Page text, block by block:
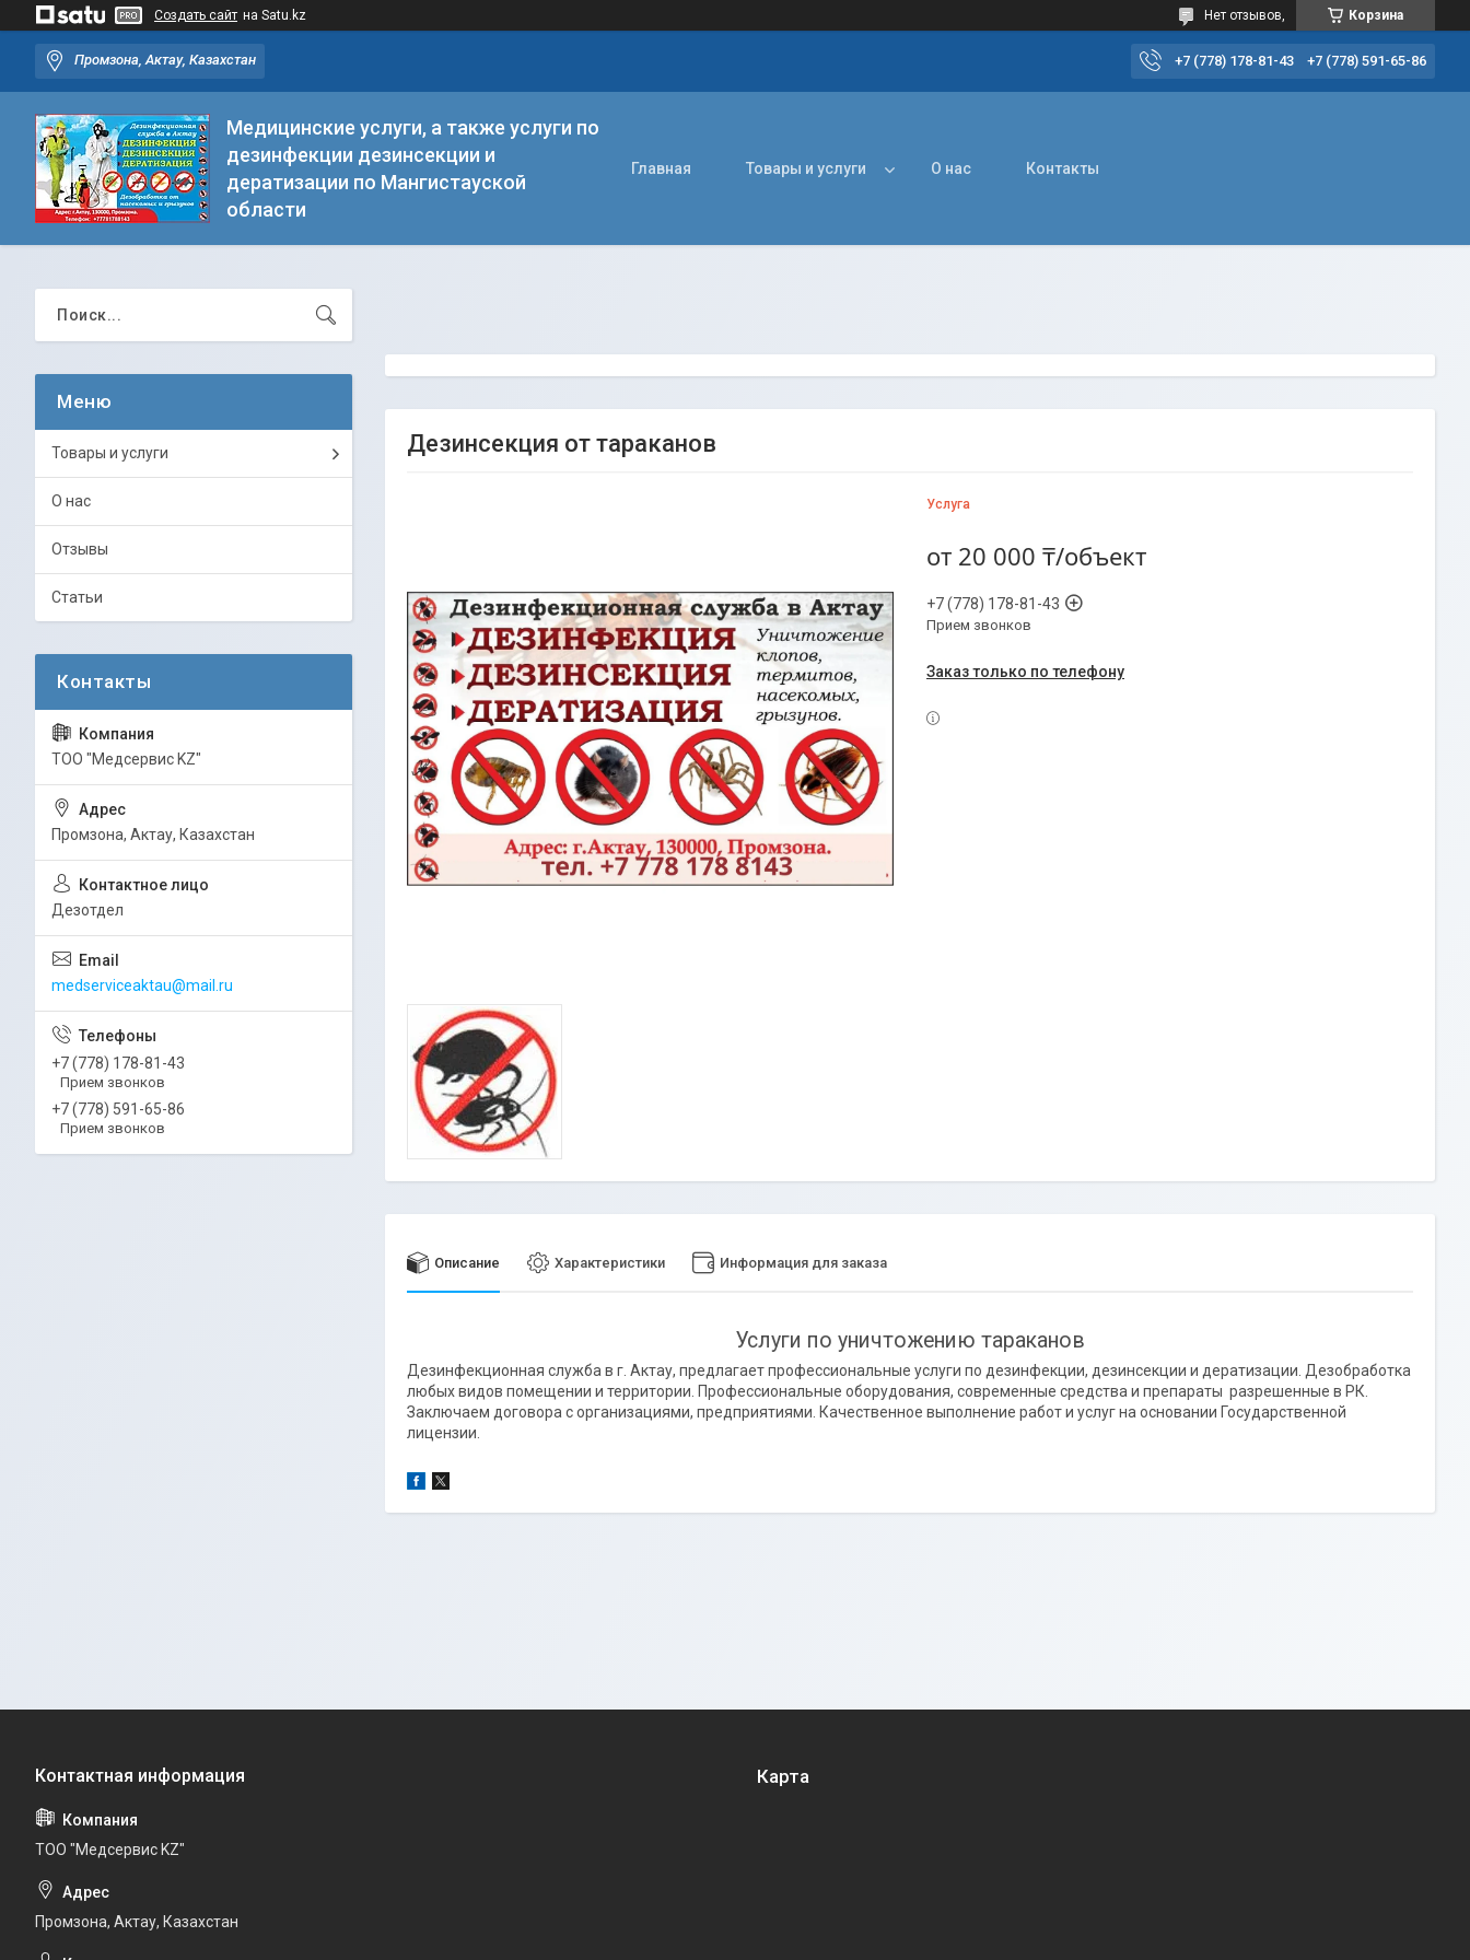
Создать сайт на Satu.kz Корзина
Нет отзывов,
Промзона, Актау, Казахстан +7 (778) 178-81-43 +7 (778) 591-65-86
Медицинские услуги, а также услуги по
дезинфекции дезинсекции и
дератизации по Мангистауской
области
Главная Товары и услуги О нас Контакты
Дезинсекция от тараканов
Услуга
от 20 000 ₸/объект
+7 (778) 178-81-43
Прием звонков
Заказ только по телефону
Описание Характеристики Информация для заказа
Услуги по уничтожению тараканов
Дезинфекционная служба в г. Актау, предлагает профессиональные услуги по дезинфекции, дезинсекции и дератизации. Дезобработка
любых видов помещении и территории. Профессиональные оборудования, современные средства и препараты разрешенные в РК.
Заключаем договора с организациями, предприятиями. Качественное выполнение работ и услуг на основании Государственной
лицензии.
Товары и услуги
О нас
Отзывы
Статьи
ТОО "Медсервис KZ"
Промзона, Актау, Казахстан
Дезотдел
medserviceaktau@mail.ru
+7 (778) 178-81-43
Прием звонков
+7 (778) 591-65-86
Прием звонков
ТОО "Медсервис KZ"
Промзона, Актау, Казахстан
Карта